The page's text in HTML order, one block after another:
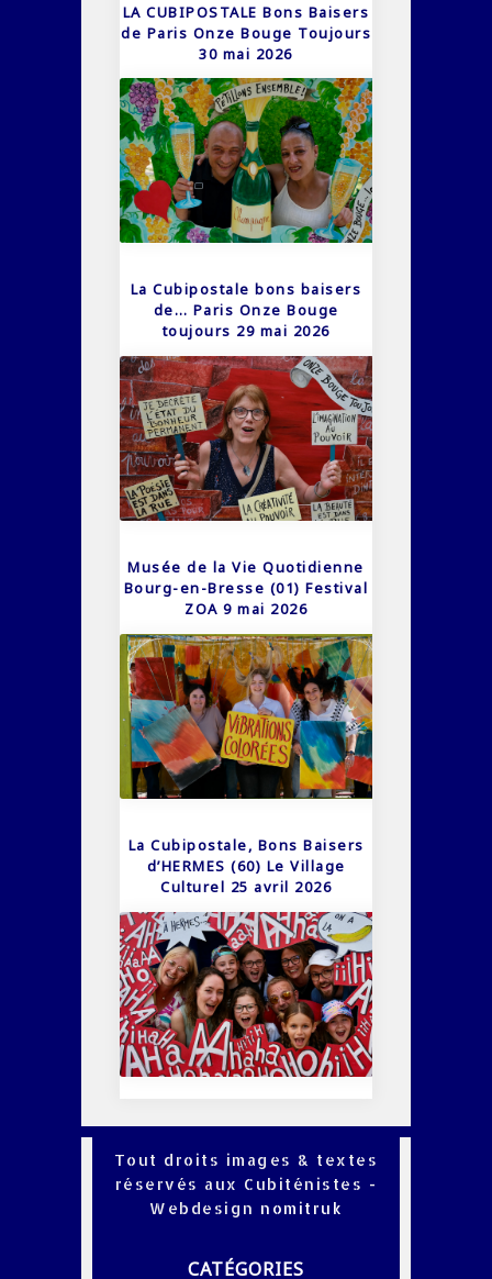
LA CUBIPOSTALE Bons Baisers
de Paris Onze Bouge Toujours
30 mai 2026
La Cubipostale bons baisers
de… Paris Onze Bouge
toujours 29 mai 2026
Musée de la Vie Quotidienne
Bourg-en-Bresse (01) Festival
ZOA 9 mai 2026
La Cubipostale, Bons Baisers
d’HERMES (60) Le Village
Culturel 25 avril 2026
Tout droits images & textes
réservés aux Cubiténistes -
Webdesign nomitruk
CATÉGORIES